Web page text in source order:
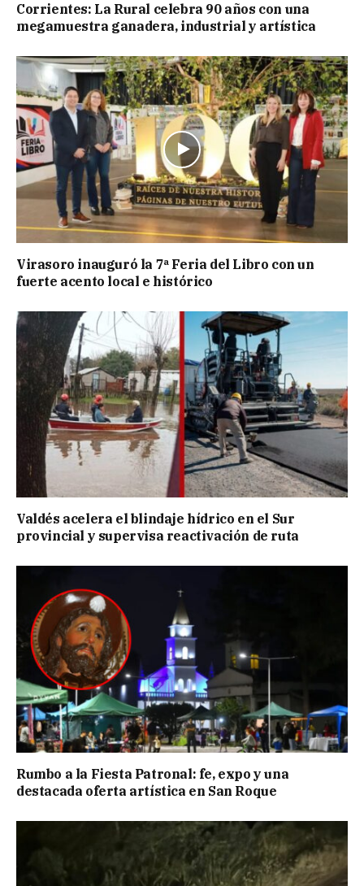
Corrientes: La Rural celebra 90 años con una
megamuestra ganadera, industrial y artística
Virasoro inauguró la 7ª Feria del Libro con un
fuerte acento local e histórico
Valdés acelera el blindaje hídrico en el Sur
provincial y supervisa reactivación de ruta
Rumbo a la Fiesta Patronal: fe, expo y una
destacada oferta artística en San Roque